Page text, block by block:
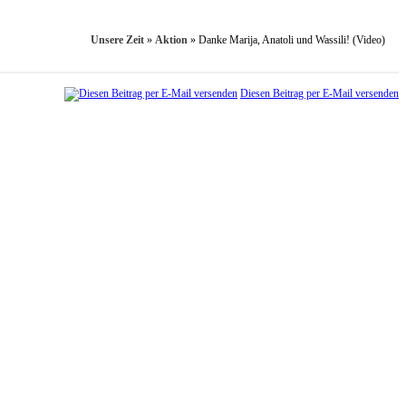
Unsere Zeit » Aktion » Danke Marija, Anatoli und Wassili! (Video)
Diesen Beitrag per E-Mail versenden